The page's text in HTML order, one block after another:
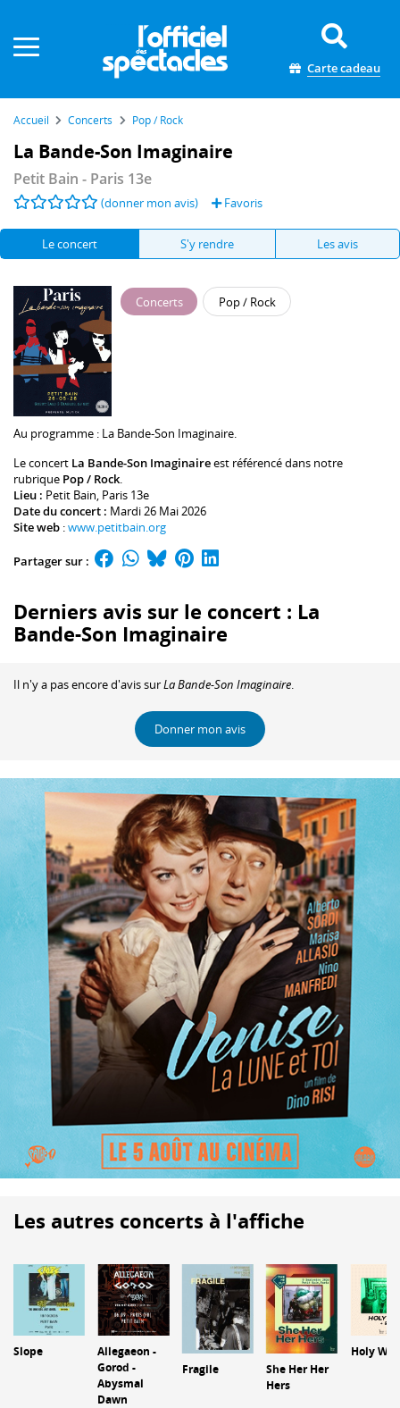
Carte cadeau
Accueil Concerts Pop / Rock
La Bande-Son Imaginaire
Petit Bain - Paris 13e
(donner mon avis) Favoris
Le concert S'y rendre Les avis
Concerts Pop / Rock
Au programme : La Bande-Son Imaginaire.
Le concert La Bande-Son Imaginaireest référencé dans notre
rubrique Pop / Rock.
Lieu : Petit Bain, Paris 13e
Date du concert : Mardi 26 Mai 2026
Site web :www.petitbain.org
Partager sur :
Derniers avis sur le concert : La
Bande-Son Imaginaire
Il n'y a pas encore d'avis surLa Bande-Son Imaginaire
Donner mon avis
Les autres concerts à l'affiche
Slope
Allegaeon -
Gorod -
Abysmal
Dawn
Fragile
She Her Her
Hers
Holy